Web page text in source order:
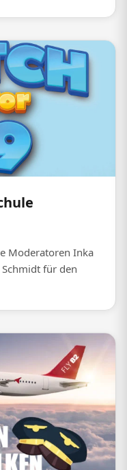
Moderatoren Inka
für den